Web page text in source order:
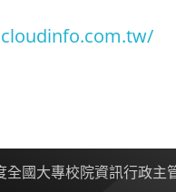
國大專校院資訊行政主